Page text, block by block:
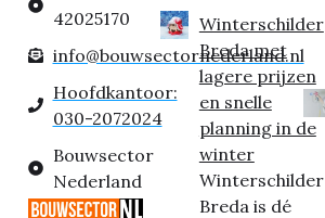
42025170
info@bouwsectornederland.nl
Hoofdkantoor:
030-2072024
Bouwsector
Nederland
Winterschilder
Breda met
lagere prijzen
en snelle
planning in de
winter
Winterschilder
Breda is dé